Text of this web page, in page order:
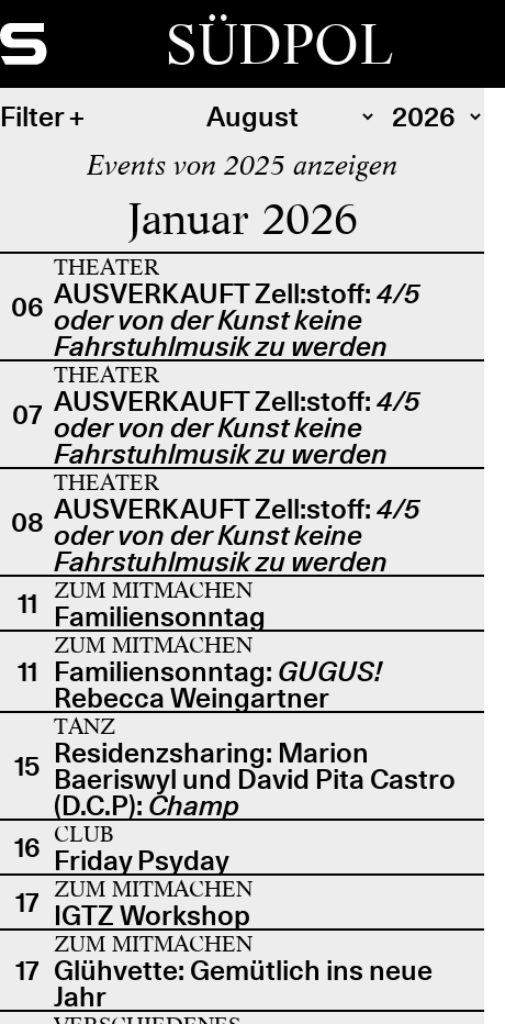
SÜDPOL
Filter
Events von 2025 anzeigen
Januar 2026
06
THEATER
AUSVERKAUFT Zell:stoff: 4/5
oder von der Kunst keine
Fahrstuhlmusik zu werden
07
THEATER
AUSVERKAUFT Zell:stoff: 4/5
oder von der Kunst keine
Fahrstuhlmusik zu werden
08
THEATER
AUSVERKAUFT Zell:stoff: 4/5
oder von der Kunst keine
Fahrstuhlmusik zu werden
11
ZUM MITMACHEN
Familiensonntag
11
ZUM MITMACHEN
Familiensonntag: GUGUS!
Rebecca Weingartner
15
TANZ
Residenzsharing: Marion
Baeriswyl und David Pita Castro
(D.C.P): Champ
16 CLUB
Friday Psyday
17 ZUM MITMACHEN
IGTZ Workshop
17
ZUM MITMACHEN
Glühvette: Gemütlich ins neue
Jahr